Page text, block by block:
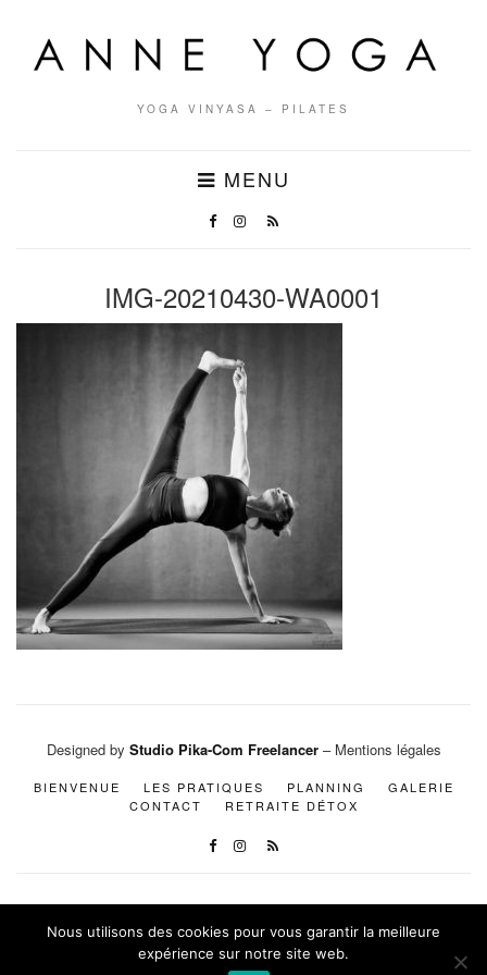
YOGA VINYASA – PILATES
MENU
IMG-20210430-WA0001
Designed by Studio Pika-Com Freelancer– Mentions légales
BIENVENUE LES PRATIQUES PLANNING
GALERIE
CONTACT
RETRAITE DÉTOX
Nous utilisons des cookies pour vous garantir la meilleure
expérience sur notre site web.